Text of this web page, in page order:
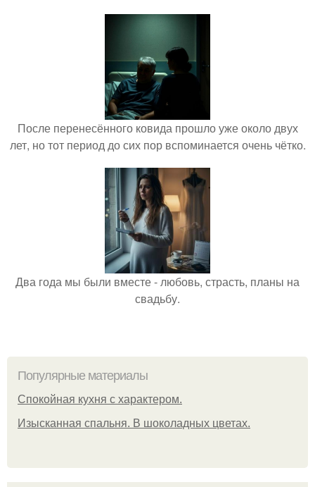
После перенесённого ковида прошло уже около двух
лет, но тот период до сих пор вспоминается очень чётко.
Два года мы были вместе - любовь, страсть, планы на
свадьбу.
Популярные материалы
Спокойная кухня с характером.
Изысканная спальня. В шоколадных цветах.